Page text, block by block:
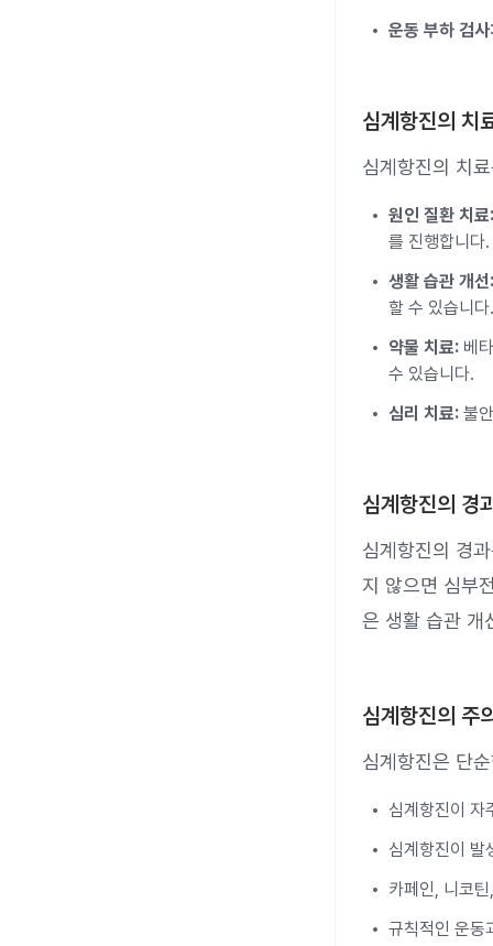
운동 부하 검사
심계항진의 치
심계항진의 치
원인 질환 치료:
를 진행합니다.
생활 습관 개선:
할 수 있습니다.
약물 치료: 베
수 있습니다.
심리 치료: 불
심계항진의 경
심계항진의 경
지 않으면 심부
은 생활 습관 개
심계항진의 주
심계항진은 단
심계항진이 자
심계항진이 발
카페인, 니코
규칙적인 운동